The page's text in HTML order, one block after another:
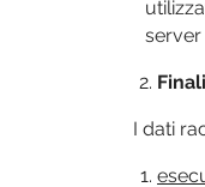
server
I dati